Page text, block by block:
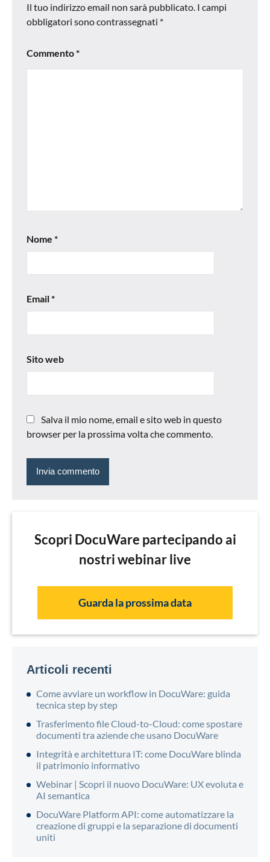
Il tuo indirizzo email non sarà pubblicato. I campi
obbligatori sono contrassegnati *
Commento*
Nome *
Email*
Sito web
Salva il mio nome, email e sito web in questo
browser per la prossima volta che commento.
Scopri DocuWare partecipando ai
nostri webinar live
Guarda la prossima data
Articoli recenti
Come avviare un workflow in DocuWare: guida
tecnica step by step
Trasferimento file Cloud-to-Cloud: come spostare
documenti tra aziende che usano DocuWare
Integrità e architettura IT: come DocuWare blinda
il patrimonio informativo
Webinar | Scopri il nuovo DocuWare: UX evoluta e
AI semantica
DocuWare Platform API: come automatizzare la
creazione di gruppi e la separazione di documenti
uniti